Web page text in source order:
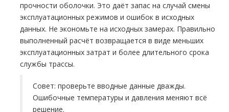
прочности оболочки. Это даёт запас на случай смены
эксплуатационных режимов и ошибок в исходных
данных. Не экономьте на исходных замерах. Правильно
выполненный расчёт возвращается в виде меньших
эксплуатационных затрат и более длительного срока
службы трассы.
Совет: проверьте вводные данные дважды.
Ошибочные температуры и давления меняют всё
решение.